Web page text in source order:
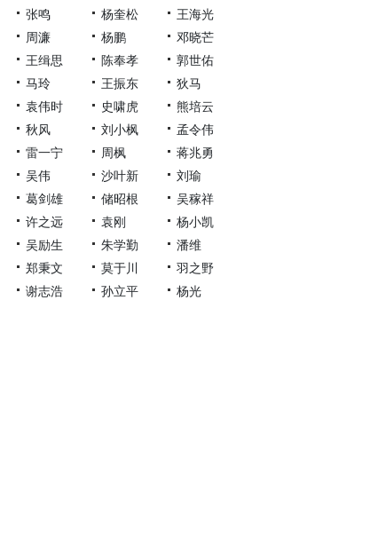
张鸣
杨奎松
王海光
周濂
杨鹏
邓晓芒
王缉思
陈奉孝
郭世佑
马玲
王振东
狄马
袁伟时
史啸虎
熊培云
秋风
刘小枫
孟令伟
雷一宁
周枫
蒋兆勇
吴伟
沙叶新
刘瑜
葛剑雄
储昭根
吴稼祥
许之远
袁刚
杨小凯
吴励生
朱学勤
潘维
郑秉文
莫于川
羽之野
谢志浩
孙立平 杨光